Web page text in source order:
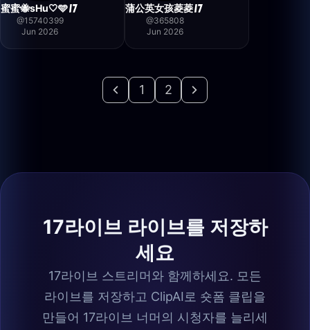
蜜蜜🐝sHu🤍🩵
@15740399
Jun 2026
蒲公英女孩菱菱
@365808
Jun 2026
1 2
17라이브 라이브를 저장하
세요
17라이브 스트리머와 함께하세요. 모든
라이브를 저장하고 ClipAI로 숏폼 클립을
만들어 17라이브 너머의 시청자를 늘리세